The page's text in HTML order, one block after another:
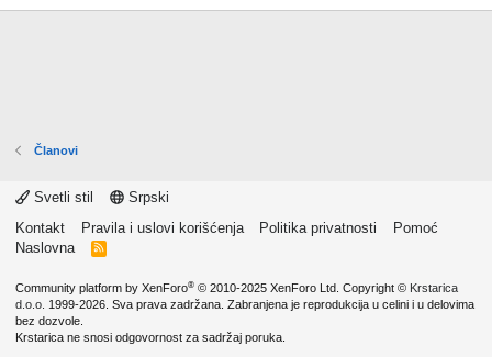
Članovi
Svetli stil
Srpski
Kontakt
Pravila i uslovi korišćenja Politika privatnosti
Pomoć
Naslovna
R
Community platform by XenForo® © 2010-2025 XenForo Ltd. Copyright © Krstarica
d.o.o. 1999-2026. Sva prava zadržana. Zabranjena je reprodukcija u celini i u delovima
bez dozvole.
Krstarica ne snosi odgovornost za sadržaj poruka.